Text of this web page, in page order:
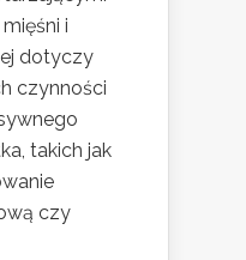
mięśni i
dotyczy
czynności
takich jak
czy